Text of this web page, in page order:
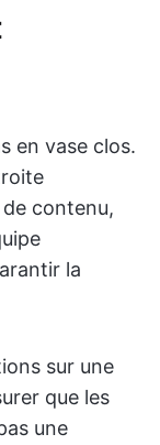
en vase clos.
contenu,
la
sur une
que les
une